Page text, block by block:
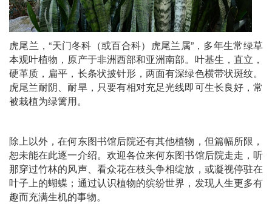
虎尾兰，“天门冬科（或百合科）虎尾兰属”，多年生常绿草
本观叶植物，原产于非洲西部和亚洲南部。叶基生，直立，
硬革质，扁平，长条状披针形，两面有深绿色横带状斑纹。
虎尾兰耐阴、耐旱，只要有相对充足光线即可生长良好，常
被栽植为绿篱用。
除上以外，在何东图书馆后院还有其他植物，但篇幅所限，
恕未能在此逐一介绍。欢迎各位来何东图书馆后院走走，听
那穿过竹林的风声、看众花在枝头争相绽放，或凝视停驻在
叶子上的蝴蝶；通过认识植物的缤纷世界，发现人生更多有
趣而充满生机的事物。